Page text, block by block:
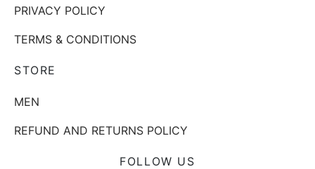
PRIVACY POLICY
TERMS & CONDITIONS
STORE
MEN
REFUND AND RETURNS POLICY
FOLLOW US